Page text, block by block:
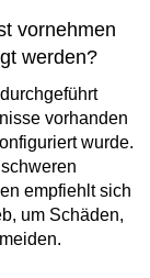
vornehmen
werden?
vorhanden
wurde.
empfiehlt sich
um Schäden,